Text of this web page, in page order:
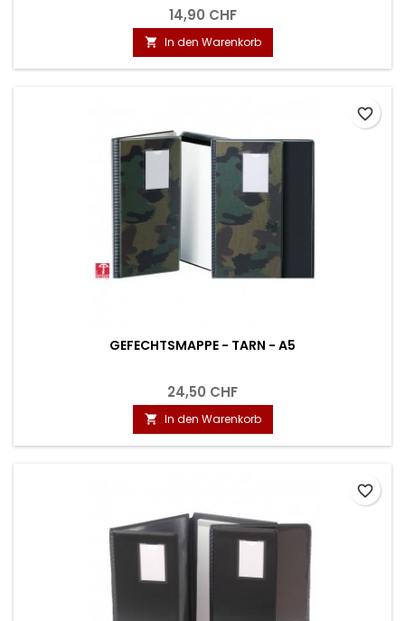
14,90 CHF
 In den Warenkorb
GEFECHTSMAPPE - TARN - A5
24,50 CHF
 In den Warenkorb
favorite_border
favorite_border